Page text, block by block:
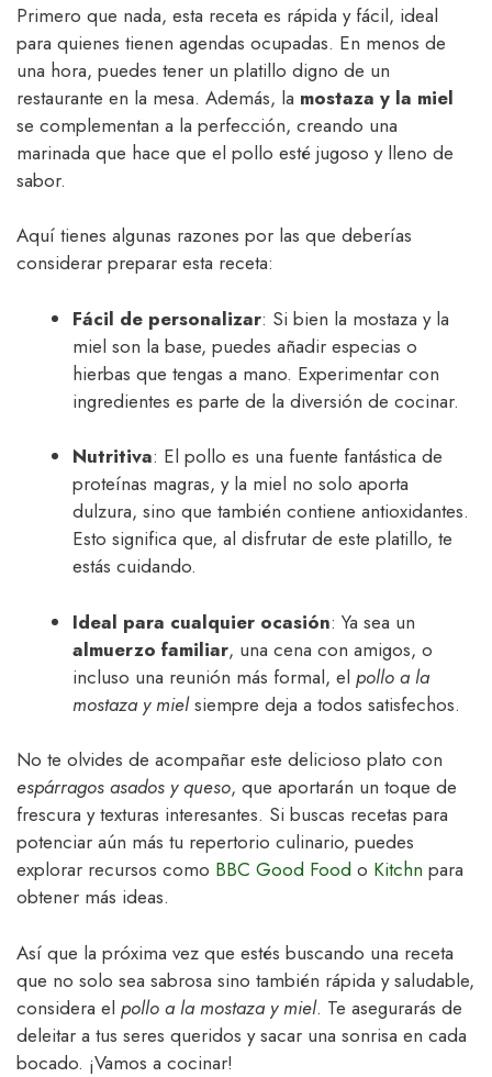
Primero que nada, esta receta es rápida y fácil, ideal
para quienes tienen agendas ocupadas. En menos de
una hora, puedes tener un platillo digno de un
restaurante en la mesa. Además, la mostaza y la miel
se complementan a la perfección, creando una
marinada que hace que el pollo esté jugoso y lleno de
sabor.
Aquí tienes algunas razones por las que deberías
considerar preparar esta receta:
Fácil de personalizar: Si bien la mostaza y la
miel son la base, puedes añadir especias o
hierbas que tengas a mano. Experimentar con
ingredientes es parte de la diversión de cocinar.
Nutritiva: El pollo es una fuente fantástica de
proteínas magras, y la miel no solo aporta
dulzura, sino que también contiene antioxidantes.
Esto significa que, al disfrutar de este platillo, te
estás cuidando.
Ideal para cualquier ocasión: Ya sea un
almuerzo familiar, una cena con amigos, o
incluso una reunión más formal, el pollo a la
mostaza y mielsiempre deja a todos satisfechos.
No te olvides de acompañar este delicioso plato con
espárragos asados y queso, que aportarán un toque de
frescura y texturas interesantes. Si buscas recetas para
potenciar aún más tu repertorio culinario, puedes
explorar recursos como BBC Good Food o Kitchn para
obtener más ideas.
Así que la próxima vez que estés buscando una receta
que no solo sea sabrosa sino también rápida y saludable,
considera el pollo a la mostaza y miel. Te asegurarás de
deleitar a tus seres queridos y sacar una sonrisa en cada
bocado. ¡Vamos a cocinar!